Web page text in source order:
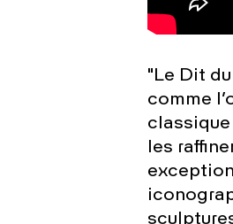
"Le Dit
comme
classique
les